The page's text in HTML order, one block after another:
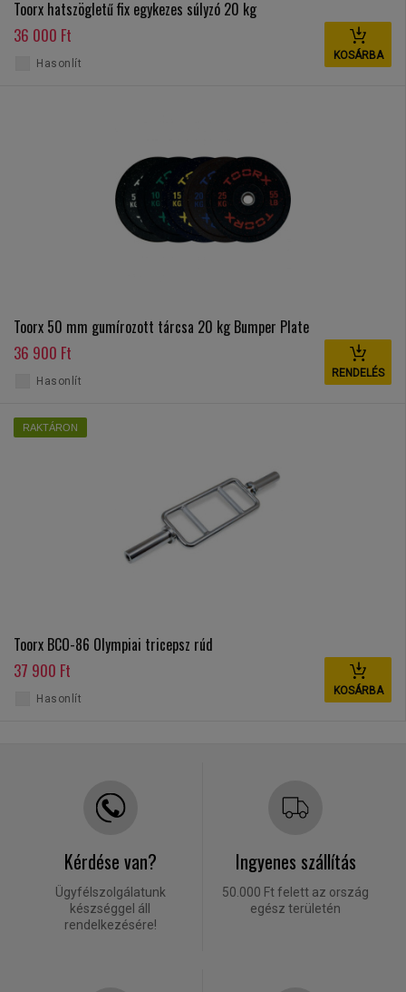
Toorx hatszögletű fix egykezes súlyzó 20 kg
36 000 Ft
KOSÁRBA
Hasonlít
Toorx 50 mm gumírozott tárcsa 20 kg Bumper Plate
36 900 Ft
RENDELÉS
Hasonlít
RAKTÁRON
Toorx BCO-86 Olympiai tricepsz rúd
37 900 Ft
KOSÁRBA
Hasonlít
Kérdése van?
Ügyfélszolgálatunk
készséggel áll
rendelkezésére!
Ingyenes szállítás
50.000 Ft felett az ország
egész területén